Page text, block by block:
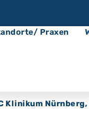
Praxen
Klinikum Nürnberg,